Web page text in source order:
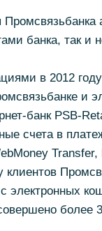
банка, так
в 2012
и
банк PSB-
счета в
клиентов
электронных